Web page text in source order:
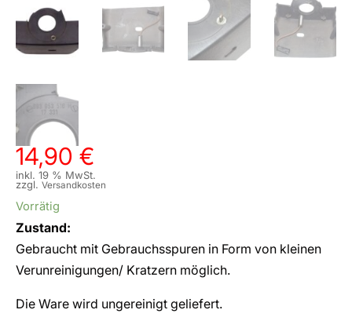
14,90 €
inkl. 19 % MwSt.
zzgl. Versandkosten
Vorrätig
Zustand:
Gebraucht mit Gebrauchsspuren in Form von kleinen
Verunreinigungen/ Kratzern möglich.
Die Ware wird ungereinigt geliefert.